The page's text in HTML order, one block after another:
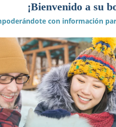
¡Bienvenido a su
con información